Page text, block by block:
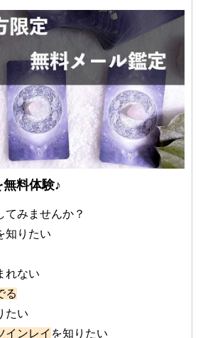
料体験♪
てみませんか？
知りたい
れない
る
たい
インレイ を知りたい